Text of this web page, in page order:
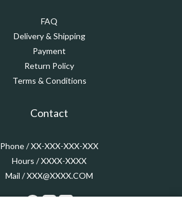
FAQ
Delivery & Shipping
Payment
Return Policy
Terms & Conditions
Contact
Phone / XX-XXX-XXX-XXX
Hours / XXXX-XXXX
Mail / XXX@XXXX.COM